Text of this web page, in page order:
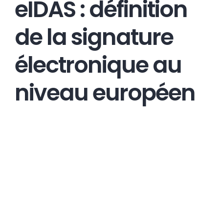
eIDAS : définition
de la signature
électronique au
niveau européen